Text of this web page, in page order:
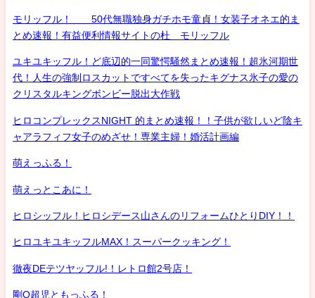
モリッフル！ 50代無職独身ガチホモ童貞！女装子オネエ的ま
とめ速報！有益便利情報サイトの杜 モリッフル
ユキユキッフル！ど底辺的一同驚愕騒然まとめ速報！超氷河期世
代！人生の強制ロスカットですべてを失ったキグナス氷子の愛の
クリスタルキングボンビー脱出大作戦
ヒロコンプレックスNIGHT 的まとめ速報！！子供が欲しいど陰キ
ャアラフィフ女子のめざせ！専業主婦！婚活計画編
萌えっふる！
萌えっとこあに！
ヒロシッフル！ヒロシデース山さんのリフォームひとりDIY！！
ヒロユキユキッフルMAX！スーパークッキング！
徹夜DEテツヤッフル!！レトロ館2号店！
剛Q超児ともっふる！